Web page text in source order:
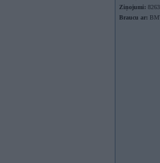
Ziņojumi: 8263
Braucu ar: